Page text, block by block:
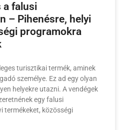
a falusi
– Pihenésre, helyi
programokra
turisztikai termék, aminek
személye. Ez ad egy olyan
helyekre utazni. A vendégek
egy falusi
termékeket, közösségi